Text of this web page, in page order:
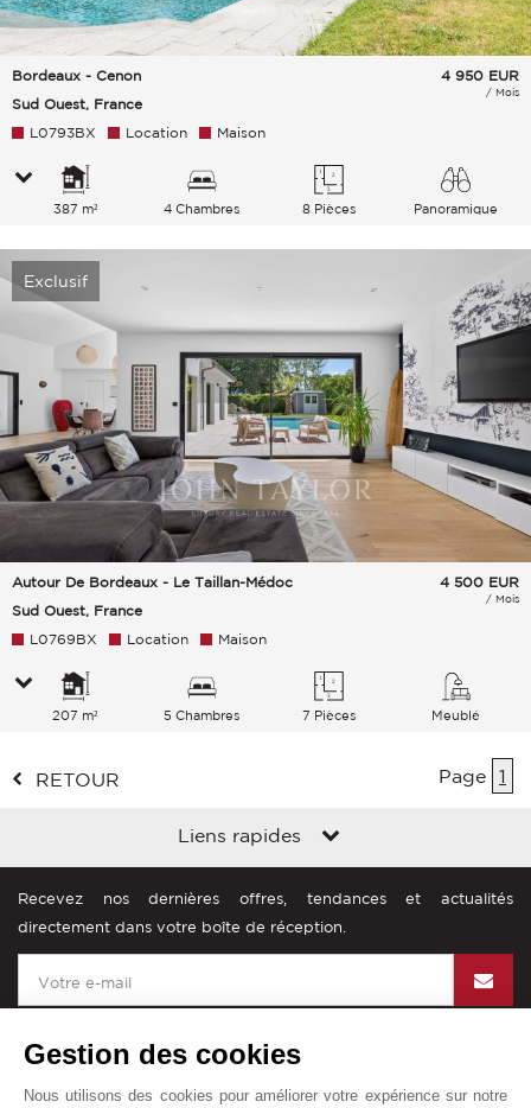
Bordeaux - Cenon
Sud Ouest, France
4 950 EUR
/ Mois
L0793BX Location Maison
387 m² 4 Chambres 8 Pièces
Panoramique
Exclusif
Autour De Bordeaux - Le Taillan-Médoc
Sud Ouest, France
4 500 EUR
/ Mois
L0769BX Location Maison
207 m² 5 Chambres 7 Pièces Meublé
RETOUR Page 1
Liens rapides
Recevez nos dernières offres, tendances et actualités
directement dans votre boîte de réception.
John Taylor dans le monde
Gestion des cookies
Nous utilisons des cookies pour améliorer votre expérience sur notre